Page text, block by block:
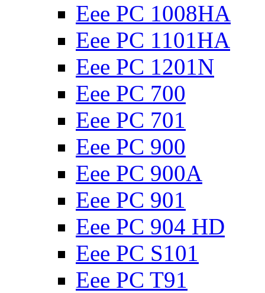
Eee PC 1008HA
Eee PC 1101HA
Eee PC 1201N
Eee PC 700
Eee PC 701
Eee PC 900
Eee PC 900A
Eee PC 901
Eee PC 904 HD
Eee PC S101
Eee PC T91